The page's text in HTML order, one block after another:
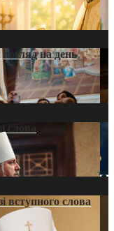
погляд на день
слова
вступного слова